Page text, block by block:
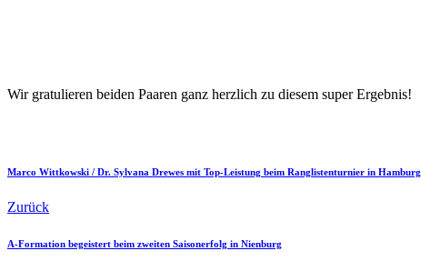
Wir gratulieren beiden Paaren ganz herzlich zu diesem super Ergebnis!
Marco Wittkowski / Dr. Sylvana Drewes mit Top-Leistung beim Ranglistenturnier in Hamburg
Zurück
A-Formation begeistert beim zweiten Saisonerfolg in Nienburg